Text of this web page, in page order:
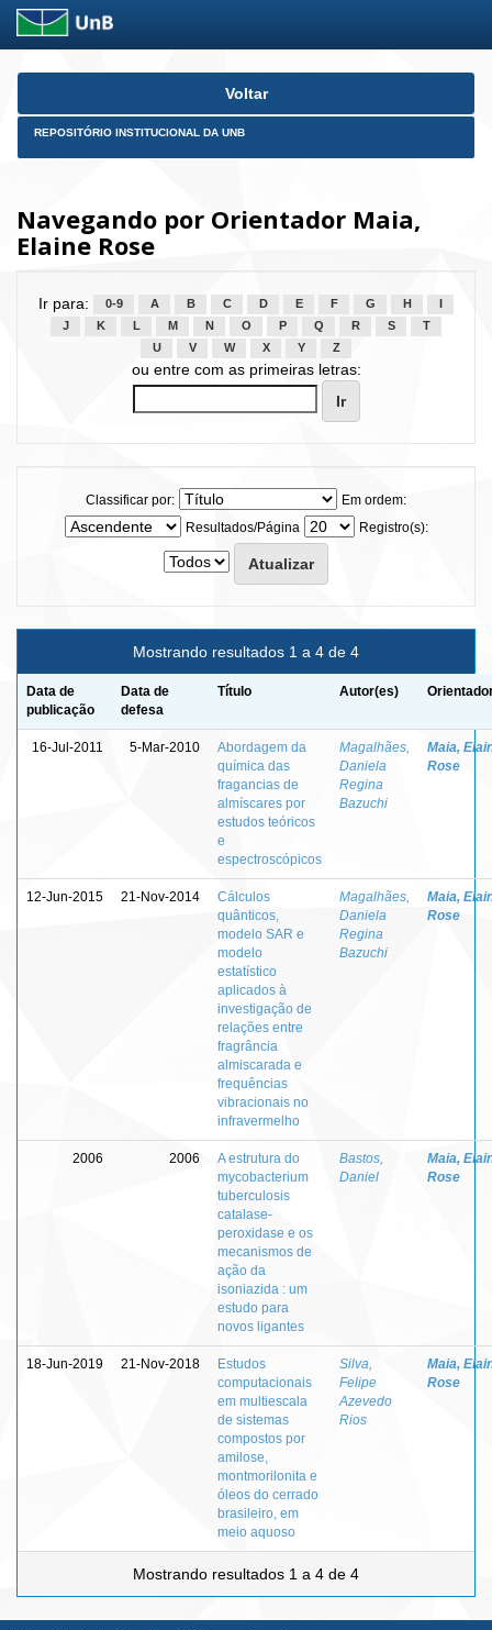
Skip
Voltar
REPOSITÓRIO INSTITUCIONAL DA UNB
Navegando por Orientador Maia,
Elaine Rose
Ir para: 0-9 A B C D E F G H
J
K L M N O P Q R S
T
U
V W X Y Z
ou entre com as primeiras letras:
Classificar por:
Em ordem:
Resultados/Página
Registro(s):
Mostrando resultados 1 a 4 de 4
Data de
publicação
Data de
defesa
Título Autor(es)
16-Jul-2011 5-Mar-2010
Abordagem da
química das
fragancias de
almíscares por
estudos teóricos
e
espectroscópicos
Magalhães,
Daniela
Regina
Bazuchi
Maia,
Rose
12-Jun-2015 21-Nov-2014
Cálculos
quânticos,
modelo SAR e
modelo
estatístico
aplicados à
investigação de
relações entre
fragrância
almiscarada e
frequências
vibracionais no
infravermelho
Magalhães,
Daniela
Regina
Bazuchi
Maia,
Rose
2006 2006
A estrutura do
mycobacterium
tuberculosis
catalase-
peroxidase e os
mecanismos de
ação da
isoniazida : um
estudo para
novos ligantes
Bastos,
Daniel
Maia,
Rose
18-Jun-2019 21-Nov-2018
Estudos
computacionais
em multiescala
de sistemas
compostos por
amilose,
montmorilonita e
óleos do cerrado
brasileiro, em
meio aquoso
Silva,
Felipe
Azevedo
Rios
Maia,
Rose
Mostrando resultados 1 a 4 de 4